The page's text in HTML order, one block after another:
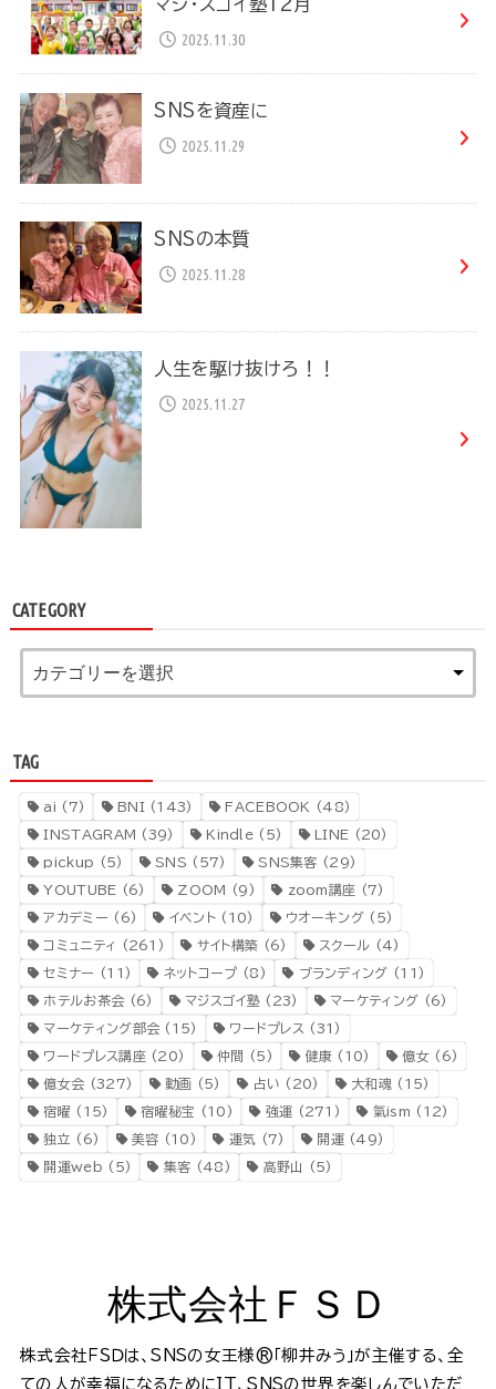
2025.11.30
SNSを資産に
2025.11.29
SNSの本質
2025.11.28
人生を駆け抜けろ！！
2025.11.27
CATEGORY
TAG
ai (7) BNI(143) FACEBOOK (48)
INSTAGRAM (39) Kindle (5) LINE (20)
pickup (5) SNS (57) SNS集客 (29)
YOUTUBE (6) ZOOM (9) zoom講座 (7)
アカデミー (6) イベント (10) ウオーキング (5)
コミュニティ (261) サイト構築 (6) スクール (4)
セミナー (11) ネットコープ (8) ブランディング (11)
ホテルお茶会 (6) マジスゴイ塾(23) マーケティング (6)
マーケティング部会 (15) ワードプレス (31)
ワードプレス講座(20) 仲間 (5) 健康 (10) 億女(6)
億女会 (327) 動画 (5) 占い (20) 大和魂 (15)
宿曜 (15) 宿曜秘宝 (10) 強運 (271) 氣ism (12)
独立 (6) 美容 (10) 運気 (7) 開運(49)
開運web (5) 集客 (48) 高野山 (5)
株式会社ＦＳＤ
株式会社ＦＳＤは、SNSの女王様®️「柳井みう」が主催する、全
ての人が幸福になるためにIT、SNSの世界を楽しんでいただ